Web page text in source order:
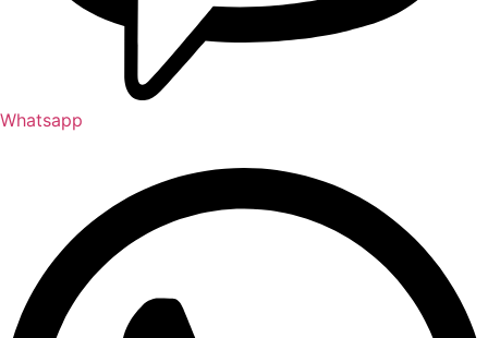
Whatsapp